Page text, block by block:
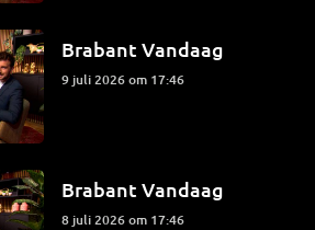
Brabant Vandaag
9 juli 2026 om 17:46
Brabant Vandaag
8 juli 2026 om 17:46